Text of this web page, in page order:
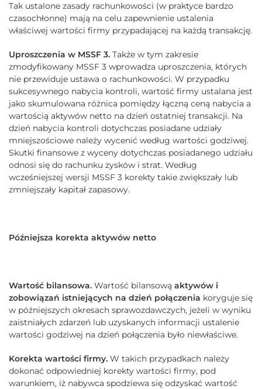
Tak ustalone zasady rachunkowości (w praktyce bardzo
czasochłonne) mają na celu zapewnienie ustalenia
właściwej wartości firmy przypadającej na każdą transakcję.
Uproszczenia w MSSF 3. Także w tym zakresie
zmodyfikowany MSSF 3 wprowadza uproszczenia, których
nie przewiduje ustawa o rachunkowości. W przypadku
sukcesywnego nabycia kontroli, wartość firmy ustalana jest
jako skumulowana różnica pomiędzy łączną ceną nabycia a
wartością aktywów netto na dzień ostatniej transakcji. Na
dzień nabycia kontroli dotychczas posiadane udziały
mniejszościowe należy wycenić według wartości godziwej.
Skutki finansowe z wyceny dotychczas posiadanego udziału
odnosi się do rachunku zysków i strat. Według
wcześniejszej wersji MSSF 3 korekty takie zwiększały lub
zmniejszały kapitał zapasowy.
Późniejsza korekta aktywów netto
Wartość bilansowa. Wartość bilansową aktywów i
zobowiązań istniejących na dzień połączenia koryguje się
w późniejszych okresach sprawozdawczych, jeżeli w wyniku
zaistniałych zdarzeń lub uzyskanych informacji ustalenie
wartości godziwej na dzień połączenia było niewłaściwe.
Korekta wartości firmy. W takich przypadkach należy
dokonać odpowiedniej korekty wartości firmy, pod
warunkiem, iż nabywca spodziewa się odzyskać wartość